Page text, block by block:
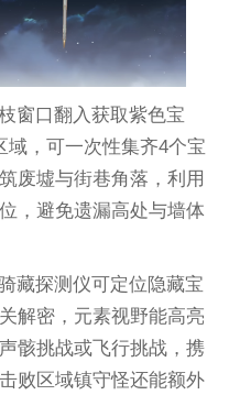
窗口翻入获取紫色宝
域，可一次性集齐4个宝
废墟与街巷角落，利用
，避免遗漏高处与墙体
藏探测仪可定位隐藏宝
解密，元素视野能高亮
骸挑战或飞行挑战，携
败区域镇守怪还能额外